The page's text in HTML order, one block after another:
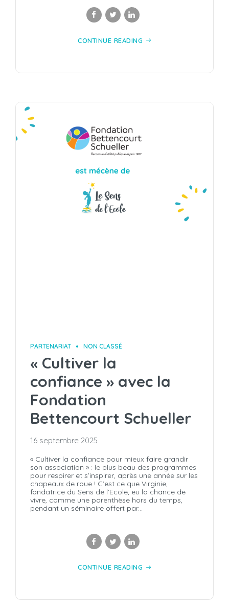
CONTINUE READING
PARTENARIAT NON CLASSÉ
« Cultiver la
confiance » avec la
Fondation
Bettencourt Schueller
16 septembre 2025
« Cultiver la confiance pour mieux faire grandir
son association » : le plus beau des programmes
pour respirer et s’inspirer, après une année sur les
chapeaux de roue ! C’est ce que Virginie,
fondatrice du Sens de l’Ecole, eu la chance de
vivre, comme une parenthèse hors du temps,
pendant un séminaire offert par...
CONTINUE READING